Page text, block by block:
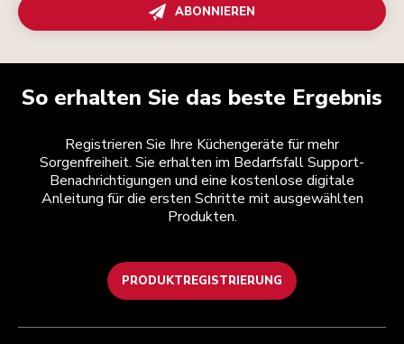
ABONNIEREN
So erhalten Sie das beste Ergebnis
Registrieren Sie Ihre Küchengeräte für mehr
Sorgenfreiheit. Sie erhalten im Bedarfsfall Support-
Benachrichtigungen und eine kostenlose digitale
Anleitung für die ersten Schritte mit ausgewählten
Produkten.
PRODUKTREGISTRIERUNG
Kundenservice
Teilnahmebedingungen
Die Marke
Händlersuche